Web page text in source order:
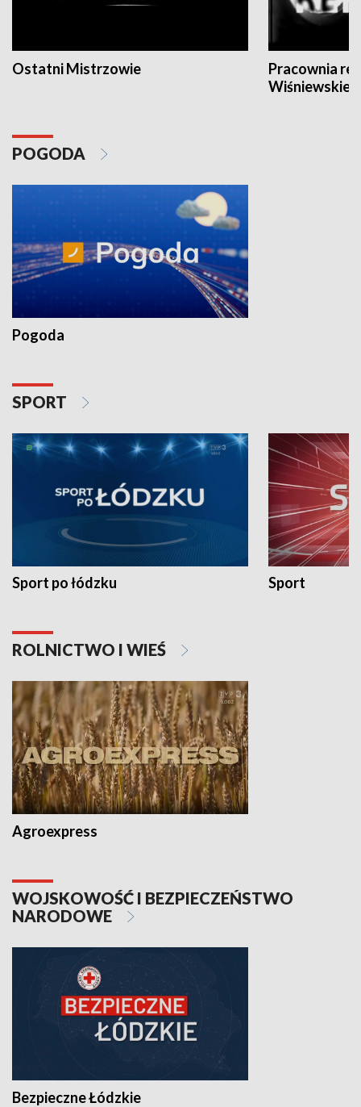
Ostatni Mistrzowie
Pracownia
POGODA
Pogoda
SPORT
Sport po łódzku Sport
ROLNICTWO I WIEŚ
Agroexpress
WOJSKOWOŚĆ I BEZPIECZEŃSTWO
NARODOWE
Bezpieczne Łódzkie